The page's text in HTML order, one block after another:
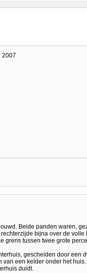
2007
Beide panden waren,
bijna over de
grens tussen twee grote
gescheiden door een
een kelder onder het
duidt.